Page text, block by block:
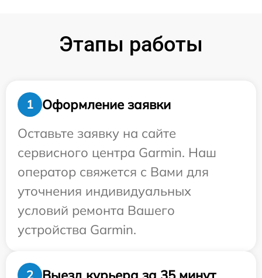
Этапы работы
1
Оформление заявки
Оставьте заявку на сайте
сервисного центра Garmin. Наш
оператор свяжется с Вами для
уточнения индивидуальных
условий ремонта Вашего
устройства Garmin.
2